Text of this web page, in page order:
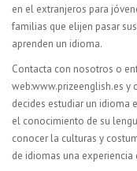
en el extranjeros para
familias que elijen pasar
aprenden un idioma.
Contacta con nosotros o
web:www.prizeenglish.es y
decides estudiar un idioma
el conocimiento de su
conocer la culturas y
de idiomas una